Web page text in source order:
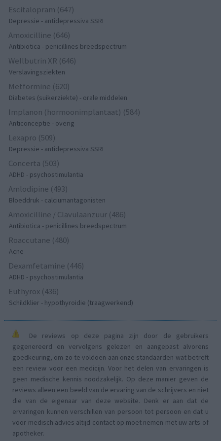
Escitalopram (647)
Depressie - antidepressiva SSRI
Amoxicilline (646)
Antibiotica - penicillines breedspectrum
Wellbutrin XR (646)
Verslavingsziekten
Metformine (620)
Diabetes (suikerziekte) - orale middelen
Implanon (hormoonimplantaat) (584)
Anticonceptie - overig
Lexapro (509)
Depressie - antidepressiva SSRI
Concerta (503)
ADHD - psychostimulantia
Amlodipine (493)
Bloeddruk - calciumantagonisten
Amoxicilline / Clavulaanzuur (486)
Antibiotica - penicillines breedspectrum
Roaccutane (480)
Acne
Dexamfetamine (446)
ADHD - psychostimulantia
Euthyrox (436)
Schildklier - hypothyroidie (traagwerkend)
De reviews op deze pagina zijn door de gebruikers
gegenereerd en vervolgens gelezen en aangepast alvorens
goedkeuring, om zo te voldoen aan onze standaarden wat betreft
een review voor een medicijn. Voor het delen van ervaringen is
geen medische kennis noodzakelijk. Op deze manier geven de
reviews alleen een beeld van de ervaring van de schrijvers en niet
die van de eigenaar van deze website. Denk er aan dat de
ervaringen kunnen verschillen van persoon tot persoon en dat u
voor medisch advies altijd contact op moet nemen met uw arts of
apotheker.